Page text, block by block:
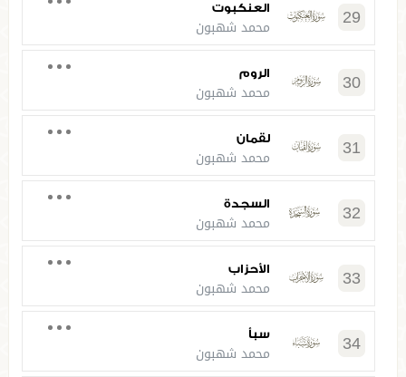
29 العنكبوت
محمد شهبون
30 الروم
محمد شهبون
31 لقمان
محمد شهبون
32 السجدة
محمد شهبون
33 الأحزاب
محمد شهبون
34 سبأ
محمد شهبون